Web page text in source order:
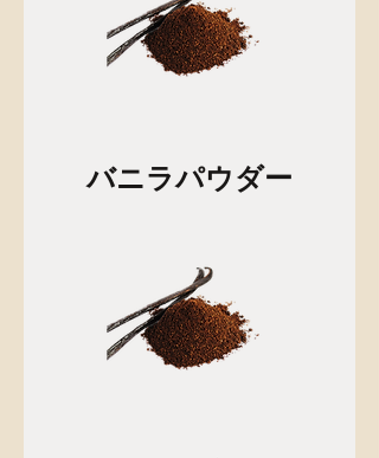
バニラパウダー